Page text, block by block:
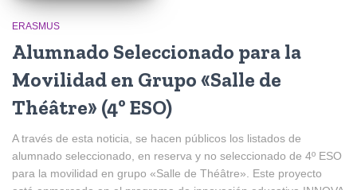
ERASMUS
Alumnado Seleccionado para la
Movilidad en Grupo «Salle de
Théâtre» (4º ESO)
A través de esta noticia, se hacen públicos los listados de
alumnado seleccionado, en reserva y no seleccionado de 4º ESO
para la movilidad en grupo «Salle de Théâtre». Este proyecto